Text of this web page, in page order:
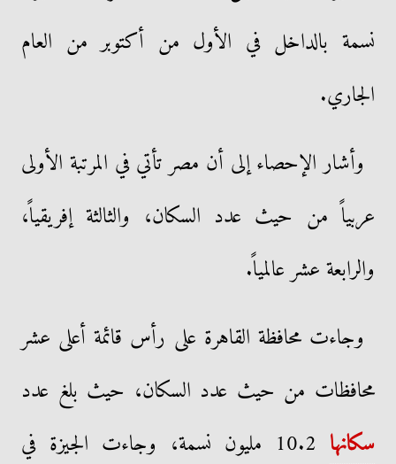
نسمة بالداخل في الأول من أكتوبر من العام
الجاري.
وأشار الإحصاء إلى أن مصر تأتي في المرتبة الأولى
عربياً من حيث عدد السكان، والثالثة إفريقياً،
والرابعة عشر عالمياً.
وجاءت محافظة القاهرة على رأس قائمة أعلى عشر
محافظات من حيث عدد السكان، حيث بلغ عدد
سكانها
10.2 مليون نسمة، وجاءت الجيزة في